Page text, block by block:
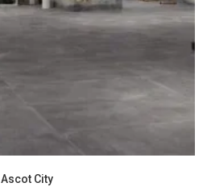
Ascot City